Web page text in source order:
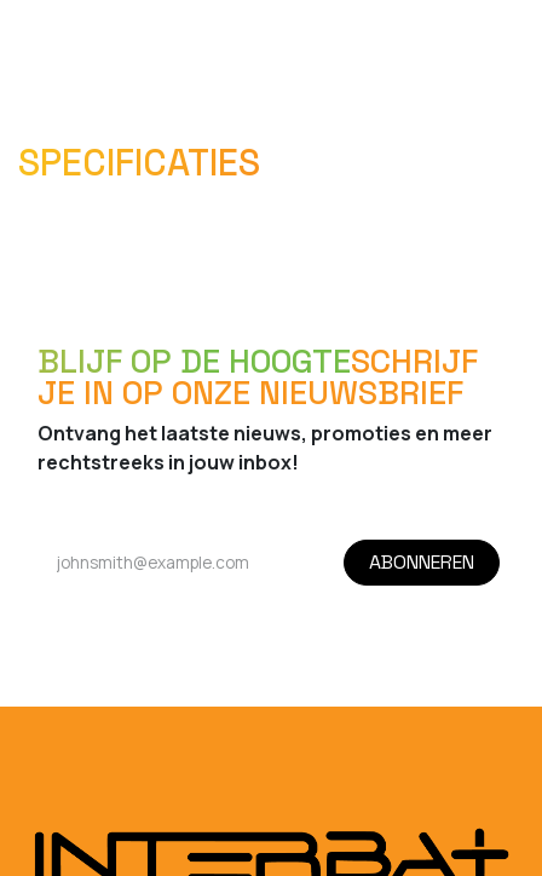
SPECIFICATIES
BLIJF OP DE HOOGTESCHRIJF
JE IN OP ONZE NIEUWSBRIEF
Ontvang het laatste nieuws, promoties en meer
rechtstreeks in jouw inbox!
ABONNEREN